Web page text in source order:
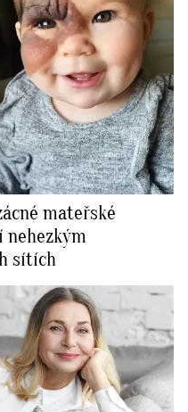
mateřské
nehezkým
sítích